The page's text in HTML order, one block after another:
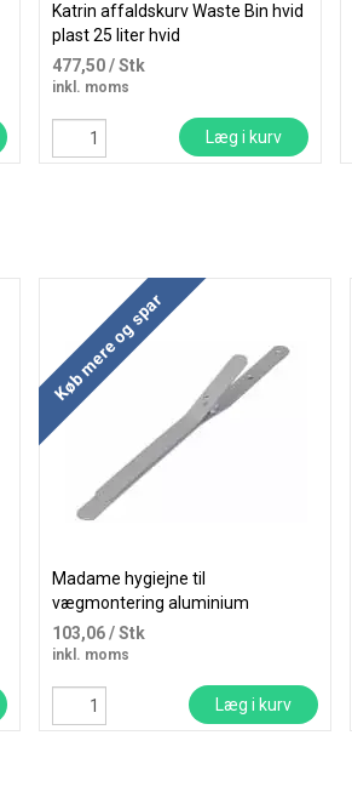
Katrin affaldskurv Waste Bin hvid
plast 25 liter hvid
477,50/ Stk
inkl. moms
Læg i kurv
Køb mere og spar
Madame hygiejne til
vægmontering aluminium
103,06/ Stk
inkl. moms
Læg i kurv